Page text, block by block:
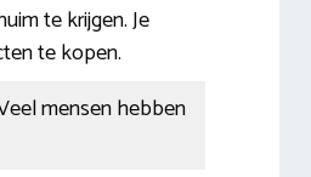
te krijgen. Je
te kopen.
mensen hebben